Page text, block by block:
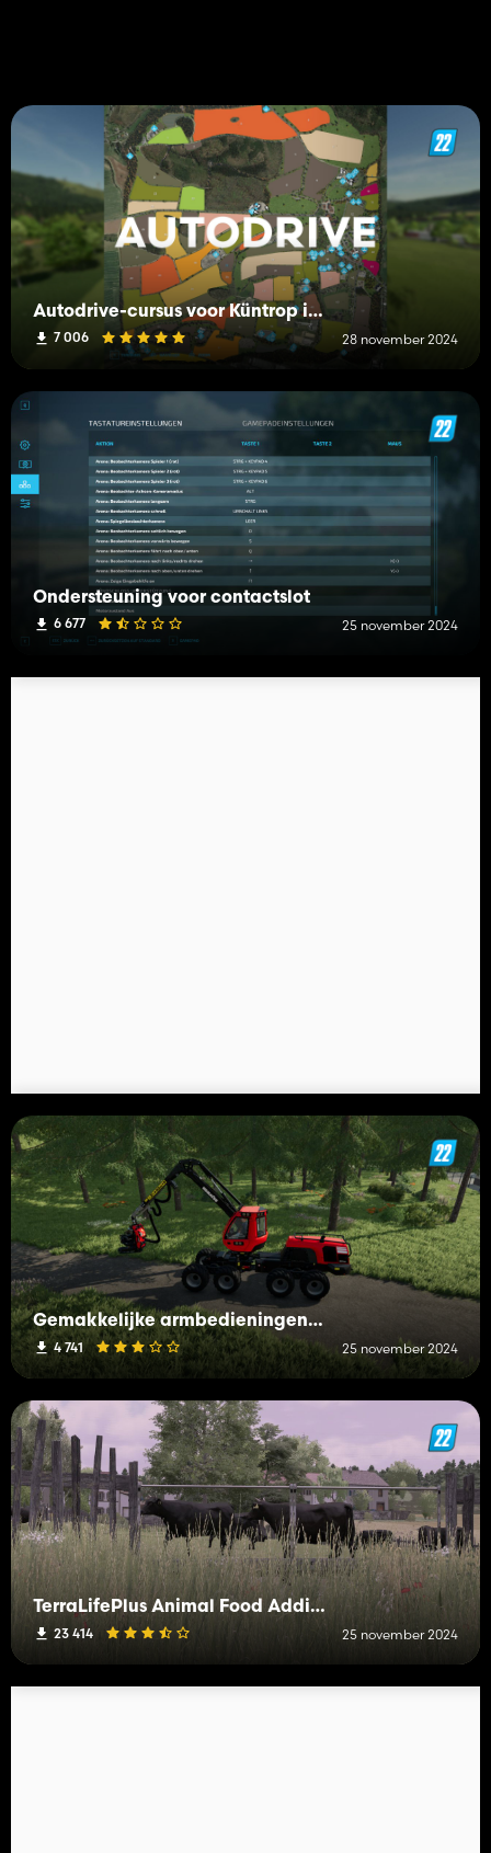
Autodrive-cursus voor Küntrop in de Sauerlandkaart
7 006 28 november 2024
Ondersteuning voor contactslot
6 677 25 november 2024
Gemakkelijke armbedieningen schakelen
4 741 25 november 2024
TerraLifePlus Animal Food Additions
23 414 25 november 2024